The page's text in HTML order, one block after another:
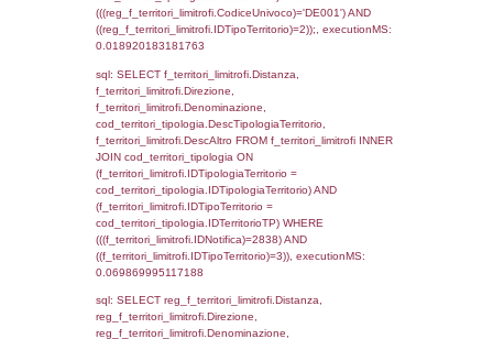
FROM f_confini_stato INNER JOIN
f_confini_stato.IDStato = el_nazioni.IDStato
0.00037884712219238
sql: SELECT el_nazioni.DescIT,
reg_f_confini_stato.Distanza FROM
INNER JOIN el_nazioni ON
el_nazioni.IDStato WHERE
executionMS: 0.00089693069458008
sql: SELECT el_regioni.Regione,
el_comuni.Comune,